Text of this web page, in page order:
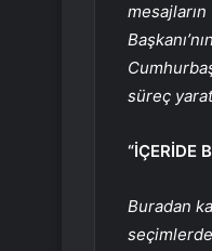
süreç
“İÇERİDE
Buradan